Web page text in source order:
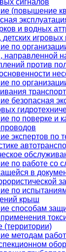
(повышение
и водных
детских
по
направленной
против
по
безопасная
по поверке и
экспертов по
по работе со
в
по
крыш
способам
(территории)
методам